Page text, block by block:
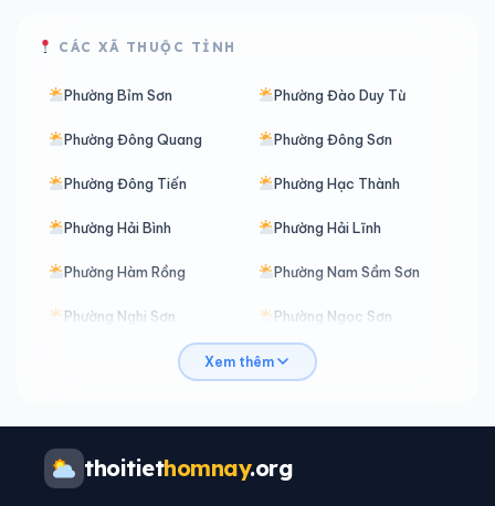
CÁC XÃ THUỘC TỈNH
Phường Bỉm Sơn Phường Đào Duy Từ
Phường Đông Quang Phường Đông Sơn
Phường Đông Tiến Phường Hạc Thành
Phường Hải Bình Phường Hải Lĩnh
Phường Hàm Rồng Phường Nam Sầm Sơn
Phường Nghi Sơn Phường Ngọc Sơn
Phường Nguyệt Viên Phường Quảng Phú
Phường Tân Dân
Phường Trúc Lâm
Xem thêm
thoitiethomnay.org